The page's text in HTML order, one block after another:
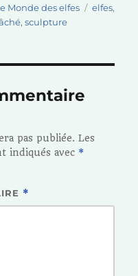
Monde des elfes Étiquettes
elfes,
, sculpture
pas publiée. Les
indiqués avec *
*